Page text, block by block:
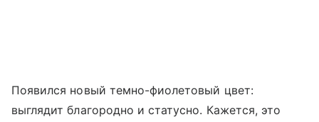
Появился новый темно-фиолетовый цвет:
выглядит благородно и статусно. Кажется, это